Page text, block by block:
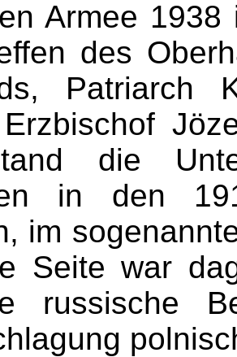
Armee
des
die
in den
im
Seite war
russische